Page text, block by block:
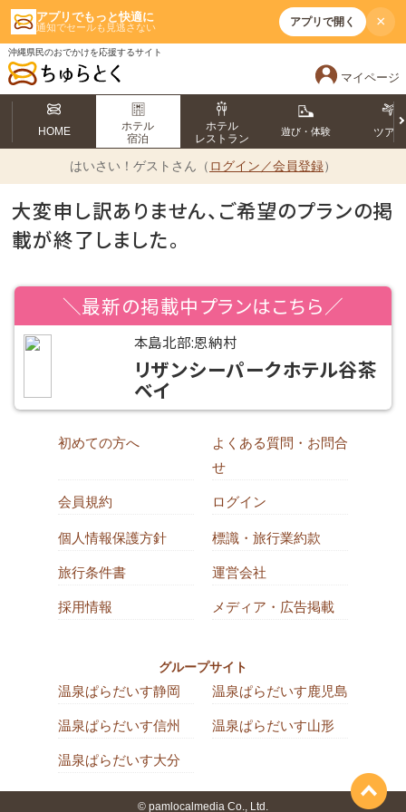
アプリでもっと快適に
通知でセールも見逃さない アプリで開く ×
沖縄県民のおでかけを応援するサイト
マイページ
HOME
ホテル
宿泊
ホテル
レストラン
遊び・体験 ツアー
はいさい！ ゲストさん（ ログイン／会員登録）
大変申し訳ありません、ご希望のプランの掲
載が終了しました。
＼最新の掲載中プランはこちら／
本島北部:恩納村
リザンシーパークホテル谷茶
ベイ
初めての方へ
よくある質問・お問合
せ
会員規約 ログイン
個人情報保護方針 標識・旅行業約款
旅行条件書 運営会社
採用情報 メディア・広告掲載
グループサイト
温泉ぱらだいす静岡 温泉ぱらだいす鹿児島
温泉ぱらだいす信州 温泉ぱらだいす山形
温泉ぱらだいす大分
© pamlocalmedia Co., Ltd.